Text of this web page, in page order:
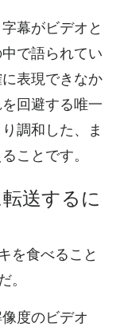
幕がビデオと
で語られてい
表現できなか
回避する唯一
調和した、ま
ことです。
送するに
を食べること
。
度のビデオ